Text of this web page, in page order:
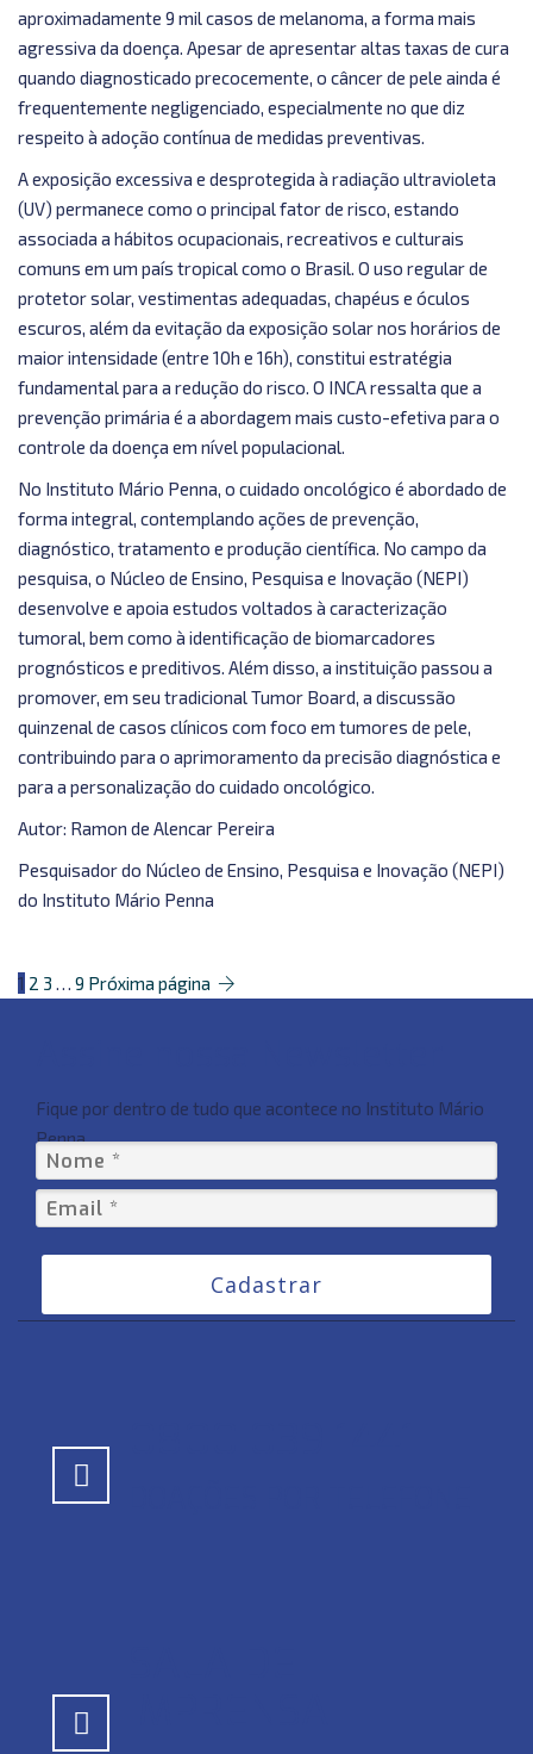
aproximadamente 9 mil casos de melanoma, a forma mais
agressiva da doença. Apesar de apresentar altas taxas de cura
quando diagnosticado precocemente, o câncer de pele ainda é
frequentemente negligenciado, especialmente no que diz
respeito à adoção contínua de medidas preventivas.
A exposição excessiva e desprotegida à radiação ultravioleta
(UV) permanece como o principal fator de risco, estando
associada a hábitos ocupacionais, recreativos e culturais
comuns em um país tropical como o Brasil. O uso regular de
protetor solar, vestimentas adequadas, chapéus e óculos
escuros, além da evitação da exposição solar nos horários de
maior intensidade (entre 10h e 16h), constitui estratégia
fundamental para a redução do risco. O INCA ressalta que a
prevenção primária é a abordagem mais custo-efetiva para o
controle da doença em nível populacional.
No Instituto Mário Penna, o cuidado oncológico é abordado de
forma integral, contemplando ações de prevenção,
diagnóstico, tratamento e produção científica. No campo da
pesquisa, o Núcleo de Ensino, Pesquisa e Inovação (NEPI)
desenvolve e apoia estudos voltados à caracterização
tumoral, bem como à identificação de biomarcadores
prognósticos e preditivos. Além disso, a instituição passou a
promover, em seu tradicional Tumor Board, a discussão
quinzenal de casos clínicos com foco em tumores de pele,
contribuindo para o aprimoramento da precisão diagnóstica e
para a personalização do cuidado oncológico.
Autor: Ramon de Alencar Pereira
Pesquisador do Núcleo de Ensino, Pesquisa e Inovação (NEPI)
do Instituto Mário Penna
1 2 3 … 9 Próxima página
Fique por dentro de tudo que acontece no Instituto Mário
Penna
Cadastrar